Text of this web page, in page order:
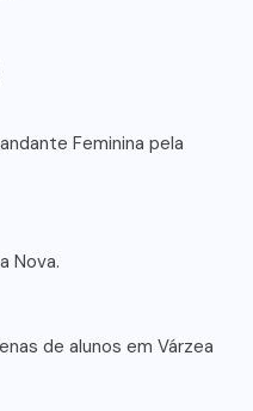
Feminina pela
Nova.
de alunos em Várzea